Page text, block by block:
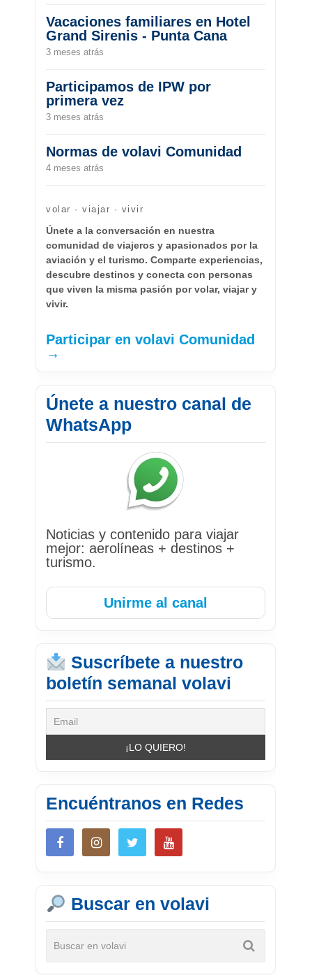
Vacaciones familiares en Hotel
Grand Sirenis - Punta Cana
3 meses atrás
Participamos de IPW por
primera vez
3 meses atrás
Normas de volavi Comunidad
4 meses atrás
volar · viajar · vivir
Únete a la conversación en nuestra
comunidad de viajeros y apasionados por la
aviación y el turismo. Comparte experiencias,
descubre destinos y conecta con personas
que viven la misma pasión por volar, viajar y
vivir.
Participar en volavi Comunidad
→
Únete a nuestro canal de
WhatsApp
Noticias y contenido para viajar
mejor: aerolíneas + destinos +
turismo.
Unirme al canal
Suscríbete a nuestro
boletín semanal volavi
Encuéntranos en Redes
Buscar en volavi